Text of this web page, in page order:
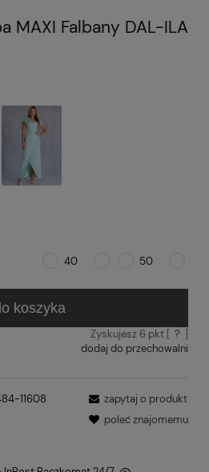
MAXI Falbany DAL-ILA
40 50
koszyka
Zyskujesz 6 pkt [ ? ]
dodaj do przechowalni
11608
zapytaj o produkt
poleć znajomemu